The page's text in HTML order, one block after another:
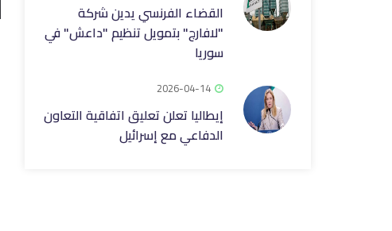
القضاء الفرنسي يدين شركة
"لافارج" بتمويل تنظيم "داعش" في
سوريا
2026-04-14
إيطاليا تعلن تعليق اتفاقية التعاون
الدفاعي مع إسرائيل